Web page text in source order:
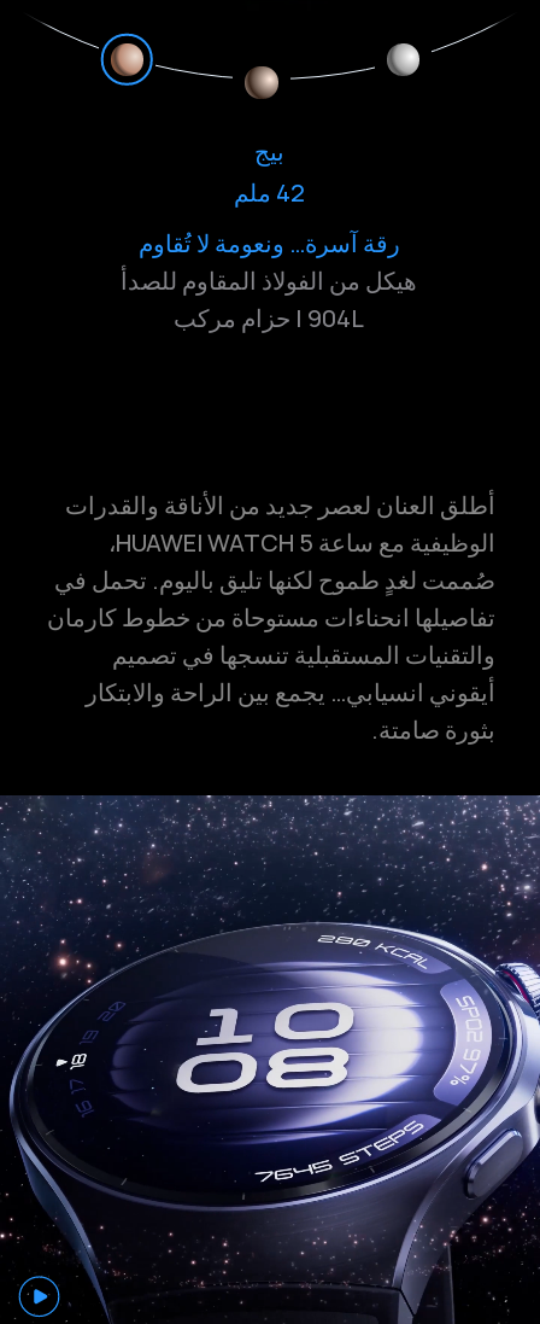
بيج
42 ملم
رقة آسرة… ونعومة لا تُقاوم
هيكل من الفولاذ المقاوم للصدأ
904L | حزام مركب
ذهبي رملي
42 ملم
أناقة تشرق… تألق لا يخبو
هيكل من الفولاذ المقاوم للصدأ
904L | حزام من التيتانيوم
نقي… بهدوء ساحر
أطلق العنان لعصر جديد من الأناقة والقدرات
الوظيفية مع ساعة HUAWEI WATCH 5،
صُممت لغدٍ طموح لكنها تليق باليوم. تحمل في
تفاصيلها انحناءات مستوحاة من خطوط كارمان
والتقنيات المستقبلية تنسجها في تصميم
أيقوني انسيابي… يجمع بين الراحة والابتكار
بثورة صامتة.